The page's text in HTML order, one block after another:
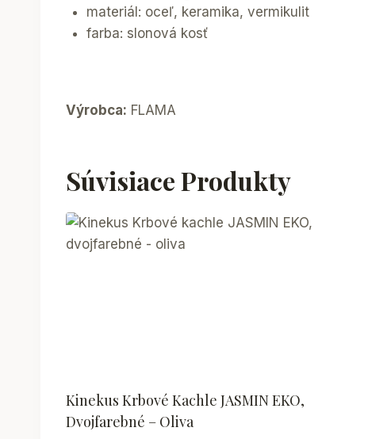
materiál: oceľ, keramika, vermikulit
farba: slonová kosť
Výrobca: FLAMA
Súvisiace Produkty
Kinekus Krbové Kachle JASMIN EKO,
Dvojfarebné – Oliva